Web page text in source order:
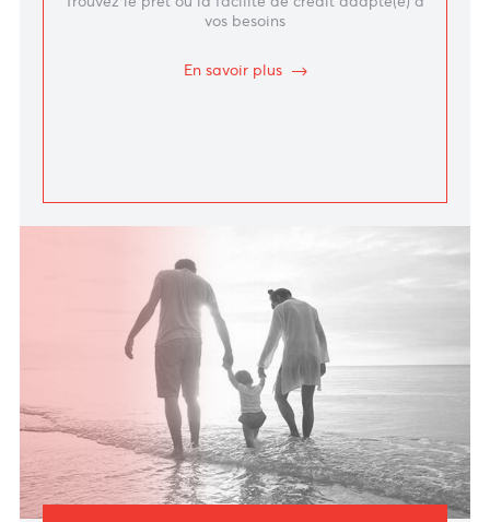
Cartes
bénéficiez d’avantages et de récompenses
Prêts
Trouvez le prêt ou la facilité de crédit adapté(e) à
vos besoins
En savoir plus